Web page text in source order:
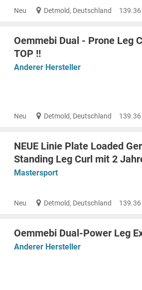
Neu Detmold, Deutschland
Oemmebi Dual - Prone Leg
TOP !!
Anderer Hersteller
Neu Detmold, Deutschland
NEUE Linie Plate Loaded
Standing Leg Curl mit 2
Mastersport
Neu Detmold, Deutschland
Oemmebi Dual-Power Leg
Anderer Hersteller